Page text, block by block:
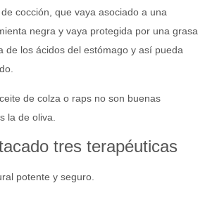
cocción, que vaya asociado a una
negra y vaya protegida por una grasa
de los ácidos del estómago y así pueda
de colza o raps no son buenas
la de oliva.
tres terapéuticas
potente y seguro.